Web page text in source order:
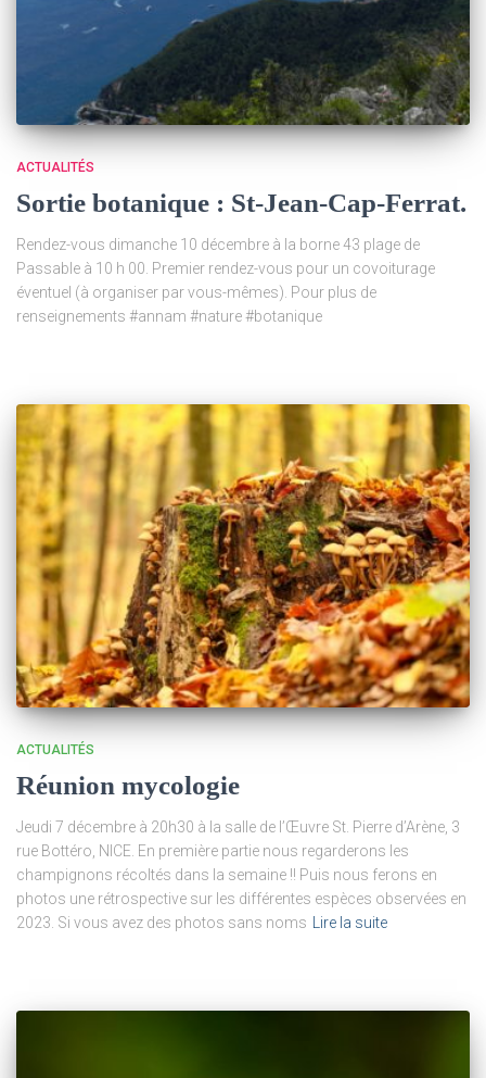
ACTUALITÉS
Sortie botanique : St-Jean-Cap-Ferrat.
Rendez-vous dimanche 10 décembre à la borne 43 plage de
Passable à 10 h 00. Premier rendez-vous pour un covoiturage
éventuel (à organiser par vous-mêmes). Pour plus de
renseignements #annam #nature #botanique
ACTUALITÉS
Réunion mycologie
Jeudi 7 décembre à 20h30 à la salle de l’Œuvre St. Pierre d’Arène, 3
rue Bottéro, NICE. En première partie nous regarderons les
champignons récoltés dans la semaine !! Puis nous ferons en
photos une rétrospective sur les différentes espèces observées en
2023. Si vous avez des photos sans noms
Lire la suite